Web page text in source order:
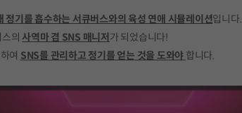
정기를 흡수하는 서큐버스와의 육성 연애 시뮬레이션입니다.
의 사역마 겸 SNS 매니저 가 되었습니다!
여 SNS를 관리하고 정기를 얻는 것을 도와야 합니다.